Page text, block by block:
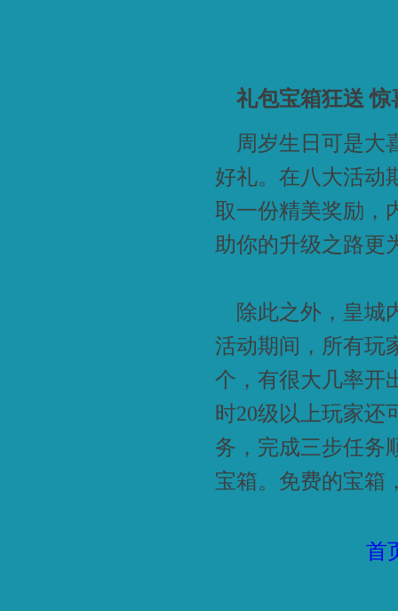
礼包宝箱狂送 惊
周岁生日可是大
好礼。在八大活动
取一份精美奖励，
助你的升级之路更
除此之外，皇城
活动期间，所有玩
个，有很大几率开
时20级以上玩家还
务，完成三步任务
宝箱。免费的宝箱
首